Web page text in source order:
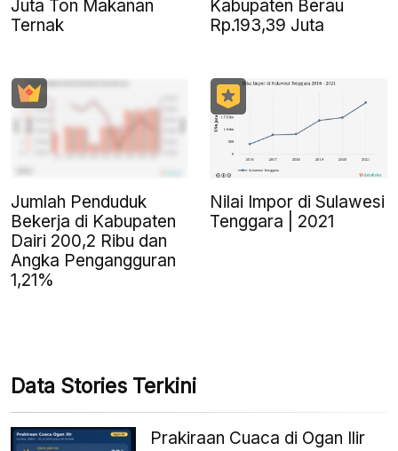
Juta Ton Makanan
Ternak
Kabupaten Berau
Rp.193,39 Juta
Jumlah Penduduk
Bekerja di Kabupaten
Dairi 200,2 Ribu dan
Angka Pengangguran
1,21%
Nilai Impor di Sulawesi
Tenggara | 2021
Data Stories Terkini
Prakiraan Cuaca di Ogan Ilir